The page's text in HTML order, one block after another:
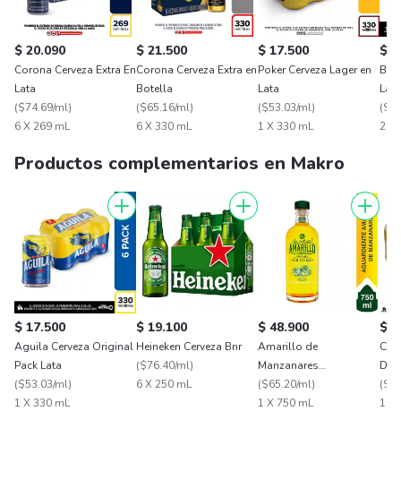
$ 20.090
Corona Cerveza Extra En
Lata
($74.69/ml)
6 X 269 mL
$ 21.500
Corona Cerveza Extra en
Botella
($65.16/ml)
6 X 330 mL
$ 17.500
Poker Cerveza Lager en
Lata
($53.03/ml)
1 X 330 mL
$
Lata
(
24
Productos complementarios en Makro
$ 17.500
Aguila Cerveza Original
Pack Lata
($53.03/ml)
1 X 330 mL
$ 19.100
Heineken Cerveza Bnr
($76.40/ml)
6 X 250 mL
$ 48.900
Amarillo de
Manzanares
Aguardiente Sin Azúcar
($65.20/ml)
1 X 750 mL
$
X6
(
1 X